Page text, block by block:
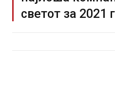
светот за 2021